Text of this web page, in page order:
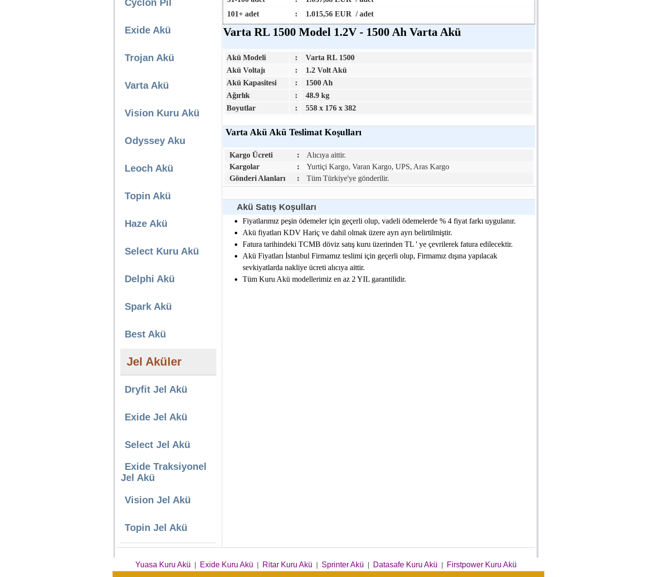
Cyclon Pil
Exide Akü
Trojan Akü
Varta Akü
Vision Kuru Akü
Odyssey Aku
Leoch Akü
Topin Akü
Haze Akü
Select Kuru Akü
Delphi Akü
Spark Akü
Best Akü
Jel Aküler
Dryfit Jel Akü
Exide Jel Akü
Select Jel Akü
Exide Traksiyonel
Jel Akü
Vision Jel Akü
Topin Jel Akü
101+ adet
: 1.015,56 EUR / adet
Varta RL 1500 Model 1.2V - 1500 Ah Varta Akü
Akü Modeli :
Varta RL 1500
Akü Voltajı
:
1.2 Volt Akü
Akü Kapasitesi
:
1500 Ah
Ağırlık
:
48.9 kg
Boyutlar
: 558 x 176 x 382
Varta Akü Akü Teslimat Koşulları
Kargo Ücreti :
Alıcıya aittir.
Kargolar
:
Yurtiçi Kargo, Varan Kargo, UPS, Aras Kargo
Gönderi Alanları
: Tüm Türkiye'ye gönderilir.
Akü Satış Koşulları
Fiyatlarımız peşin ödemeler için geçerli olup, vadeli ödemelerde % 4 fiyat farkı uygulanır.
Akü fiyatları KDV Hariç ve dahil olmak üzere ayrı ayrı belirtilmiştir.
Fatura tarihindeki TCMB döviz satış kuru üzerinden TL ' ye çevrilerek fatura edilecektir.
Akü Fiyatları İstanbul Firmamız teslimi için geçerli olup, Firmamız dışına yapılacak
sevkiyatlarda nakliye ücreti alıcıya aittir.
Tüm Kuru Akü modellerimiz en az 2 YIL garantilidir.
Yuasa Kuru Akü | Exide Kuru Akü | Ritar Kuru Akü | Sprinter Akü | Datasafe Kuru Akü | Firstpower Kuru Akü